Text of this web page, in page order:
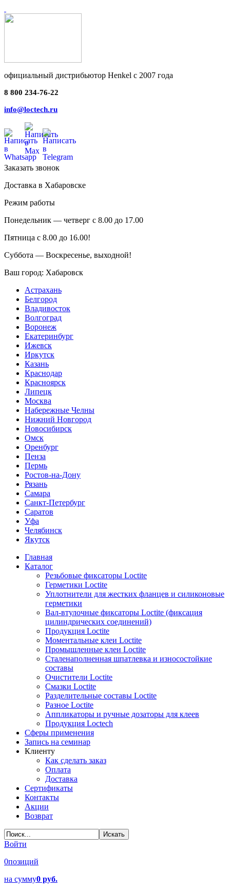
официальный дистрибьютор Henkel с 2007 года
8 800 234-76-22
info@loctech.ru
Заказать звонок
Доставка в Хабаровске
Режим работы
Понедельник — четверг с 8.00 до 17.00
Пятница с 8.00 до 16.00!
Суббота — Воскресенье, выходной!
Ваш город: Хабаровск
Астрахань
Белгород
Владивосток
Волгоград
Воронеж
Екатеринбург
Ижевск
Иркутск
Казань
Краснодар
Красноярск
Липецк
Москва
Набережные Челны
Нижний Новгород
Новосибирск
Омск
Оренбург
Пенза
Пермь
Ростов-на-Дону
Рязань
Самара
Санкт-Петербург
Саратов
Уфа
Челябинск
Якутск
Главная
Каталог
Резьбовые фиксаторы Loctite
Герметики Loctite
Уплотнители для жестких фланцев и силиконовые
герметики
Вал-втулочные фиксаторы Loctite (фиксация
цилиндрических соединений)
Продукция Loctite
Моментальные клеи Loctite
Промышленные клеи Loctite
Сталенаполненная шпатлевка и износостойкие
составы
Очистители Loctite
Смазки Loctite
Разделительные составы Loctite
Разное Loctite
Аппликаторы и ручные дозаторы для клеев
Продукция Loctech
Сферы применения
Запись на семинар
Клиенту
Как сделать заказ
Оплата
Доставка
Сертификаты
Контакты
Акции
Возврат
Войти
0позиций
на сумму0 руб.